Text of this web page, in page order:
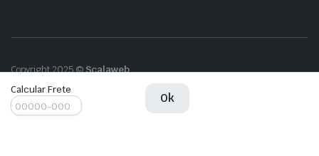
VALVULA
SOLENOIDE
DO
Adicionar ao carrinho
Calcular Frete
Ok
Copyright 2025 ©Scalaweb